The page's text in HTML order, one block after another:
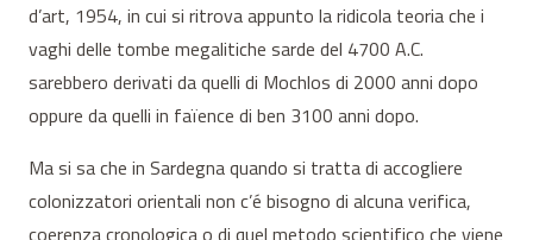
d’art, 1954, in cui si ritrova appunto la ridicola teoria che i
vaghi delle tombe megalitiche sarde del 4700 A.C.
sarebbero derivati da quelli di Mochlos di 2000 anni dopo
oppure da quelli in faïence di ben 3100 anni dopo.
Ma si sa che in Sardegna quando si tratta di accogliere
colonizzatori orientali non c’é bisogno di alcuna verifica,